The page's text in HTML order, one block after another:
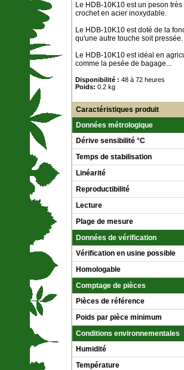
Le HDB-10K10 est un peson
crochet en acier inoxydable.
Le HDB-10K10 est doté de la
qu'une autre touche soit pressée.
Le HDB-10K10 est idéal en
comme la pesée de bagage...
Disponibilité : 48 à 72 heures
Poids: 0.2 kg
Caractéristiques produit
Données métrologique
Dérive sensibilité °C
Temps de stabilisation
Linéarité
Reproductibilité
Lecture
Plage de mesure
Données de vérification
Vérification en usine possible
Homologable
Comptage de pièces
Pièces de référence
Poids par pièce minimum
Conditions environnementales
Humidité
Température